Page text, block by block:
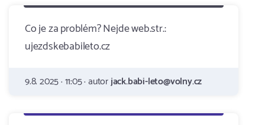
Co je za problém? Nejde web.str.:
ujezdskebabileto.cz
9.8. 2025 · 11:05 · autorjack.babi-leto@volny.cz